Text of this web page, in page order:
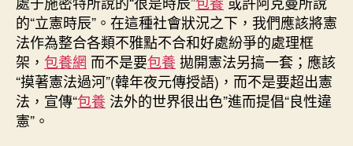
的“立憲時辰”。在這種社會狀況之下，我們應該將憲
法作為整合各類不雅點不合和好處紛爭的處理框
架， 包養網 而不是要包養拋開憲法另搞一套；應該
“摸著憲法過河”(韓年夜元傳授語)，而不是要超出憲
法，宣傳“包養 法外的世界很出色”進而提倡“良性違
憲”。